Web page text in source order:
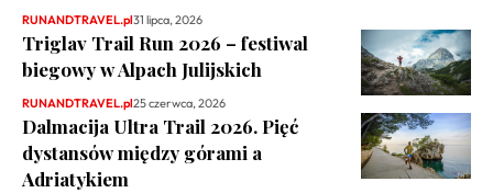
RUNANDTRAVEL.pl31 lipca, 2026
Triglav Trail Run 2026 – festiwal
biegowy w Alpach Julijskich
RUNANDTRAVEL.pl25 czerwca, 2026
Dalmacija Ultra Trail 2026. Pięć
dystansów między górami a
Adriatykiem